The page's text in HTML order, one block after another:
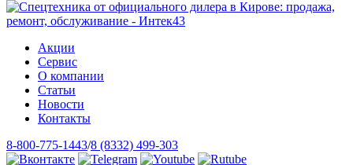
Акции
Сервис
О компании
Статьи
Новости
Контакты
8-800-775-1443/8 (8332) 499-303